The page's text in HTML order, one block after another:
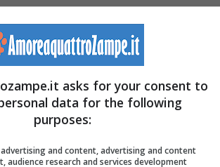
LeGuardie Zoofile APG
accedere allo stabile. In loro
localizzarlo.
asks for your consent to
data for the following
purposes:
and content, advertising and content
audience research and services development